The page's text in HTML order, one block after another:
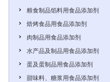
粮食制品馅料用食品添加剂
焙烤食品用食品添加剂
肉制品用食品添加剂
水产品及制品用食品添加剂
蛋及蛋制品用食品添加剂
甜味料、糖浆用食品添加剂